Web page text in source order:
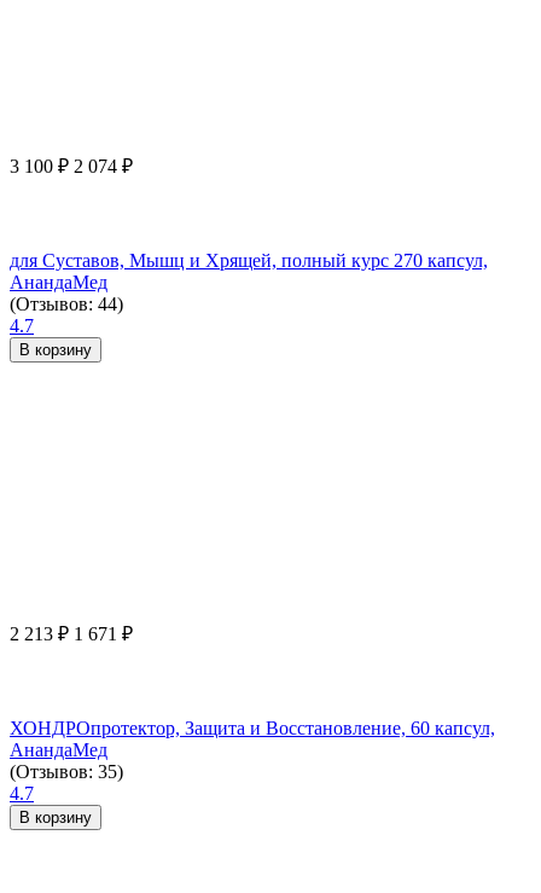
3 100 ₽ 2 074 ₽
для Суставов, Мышц и Хрящей, полный курс 270 капсул,
АнандаМед
(Отзывов: 44)
4.7
В корзину
2 213 ₽ 1 671 ₽
ХОНДРОпротектор, Защита и Восстановление, 60 капсул,
АнандаМед
(Отзывов: 35)
4.7
В корзину